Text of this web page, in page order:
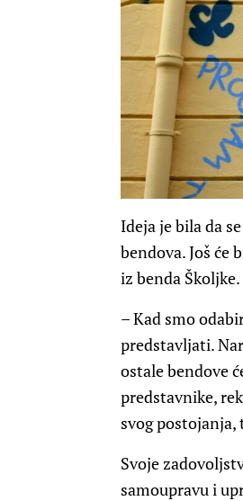
Ideja je bila da
bendova. Još će
iz benda Školjke.
– Kad smo
predstavljati.
ostale bendove
predstavnike,
svog
Svoje
samoupravu i